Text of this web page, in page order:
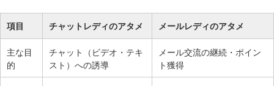
項目 チャットレディのアタメ メールレディのアタメ
主な目
的
チャット（ビデオ・テキ
スト）への誘導
メール交流の継続・ポイン
ト獲得